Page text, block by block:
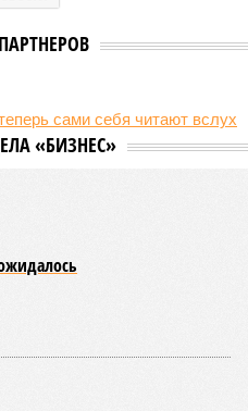
бессмертия у человека не
совершенных технологиях и
в многолетних дебатах о
российских учёных: в
– во всём виноваты
в научном издании
старения. К ним
терминов – повышенная
при делении клетки,
выработку и поддержание
Некоторые из
случае, таковы
Например, одним из